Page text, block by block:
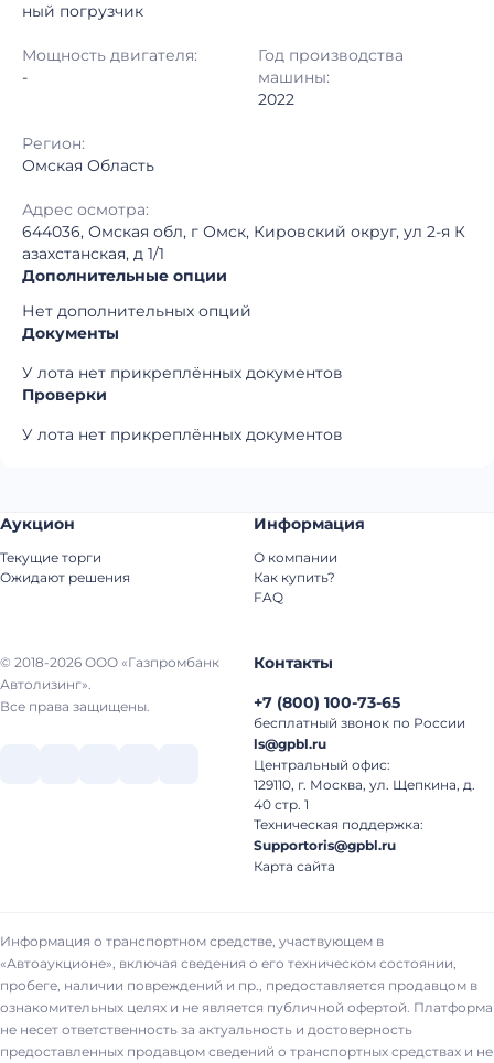
Кол-во ставок:
Регион: Омская Область
ный погрузчик
Мощность двигателя:
-
Год производства
машины:
2022
Регион:
Омская Область
Адрес осмотра:
644036, Омская обл, г Омск, Кировский округ, ул 2-я К
азахстанская, д 1/1
Дополнительные опции
Нет дополнительных опций
Документы
У лота нет прикреплённых документов
Проверки
У лота нет прикреплённых документов
© 2018-2026 ООО «Газпромбанк
Автолизинг».
Все права защищены.
Аукцион
Текущие торги
Ожидают решения
Информация
О компании
Как купить?
FAQ
Контакты
+7 (800) 100-73-65
бесплатный звонок по России
ls@gpbl.ru
Центральный офис:
129110, г. Москва, ул. Щепкина, д.
40 стр. 1
Техническая поддержка:
Supportoris@gpbl.ru
Карта сайта
Информация о транспортном средстве, участвующем в
«Автоаукционе», включая сведения о его техническом состоянии,
пробеге, наличии повреждений и пр., предоставляется продавцом в
ознакомительных целях и не является публичной офертой. Платформа
не несет ответственность за актуальность и достоверность
предоставленных продавцом сведений о транспортных средствах и не